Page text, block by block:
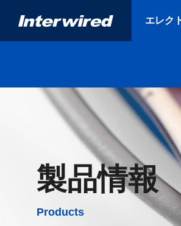
エレク
会社概要
製品情報
Products